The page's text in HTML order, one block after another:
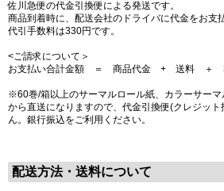
佐川急便の代金引換便による発送です。
商品到着時に、配送会社のドライバに代金をお支
代引手数料は330円です。
<ご請求について＞
お支払い合計金額 ＝ 商品代金 + 送料 ＋
※60巻/箱以上のサーマルロール紙、カラーサー
から直送になりますので、代金引換便(クレジッ
ん。銀行振込をご利用ください。
配送方法・送料について